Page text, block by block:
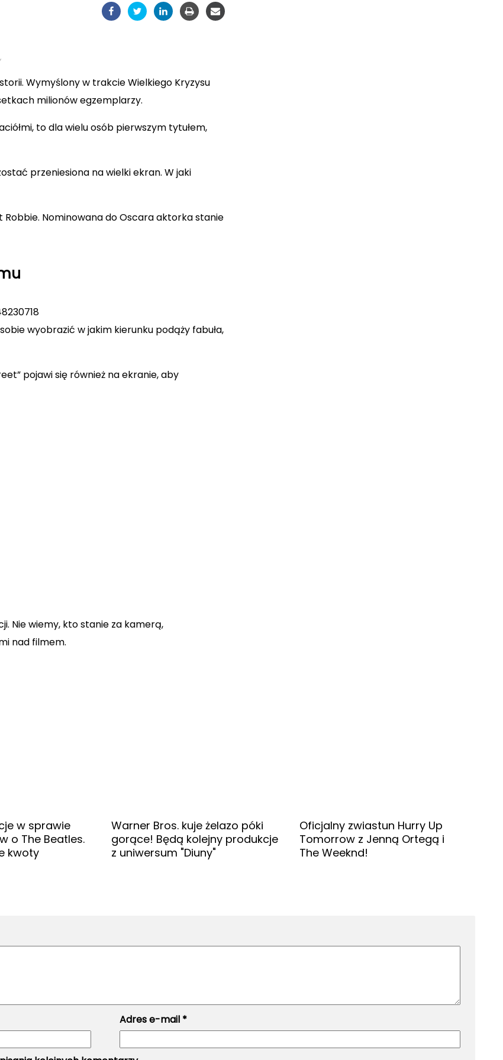
Wymyślony w trakcie Wielkiego Kryzysu
milionów egzemplarzy.
to dla wielu osób pierwszym tytułem,
przeniesiona na wielki ekran. W jaki
Nominowana do Oscara aktorka stanie
wyobrazić w jakim kierunku podąży fabuła,
pojawi się również na ekranie, aby
Nie wiemy, kto stanie za kamerą,
nad filmem.
w sprawie
o The Beatles.
kwoty
Warner Bros. kuje żelazo póki
gorące! Będą kolejny produkcje
z uniwersum "Diuny"
Oficjalny zwiastun Hurry Up
Tomorrow z Jenną Ortegą i
The Weeknd!
Adres e-mail *